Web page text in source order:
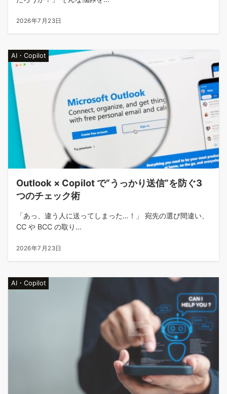
2026年7月23日
AI・Copilot
Outlook × Copilot で“うっかり送信”を防ぐ3
つのチェック術​
「あっ、違う人に送ってしまった…！」 宛先の選び間違い、
CC や BCC の取り...
2026年7月23日
AI・Copilot